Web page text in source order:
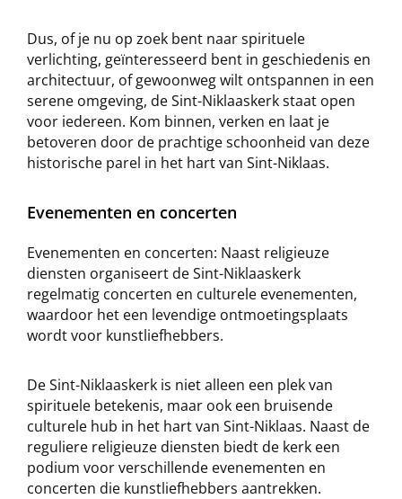
Dus, of je nu op zoek bent naar spirituele
verlichting, geïnteresseerd bent in geschiedenis en
architectuur, of gewoonweg wilt ontspannen in een
serene omgeving, de Sint-Niklaaskerk staat open
voor iedereen. Kom binnen, verken en laat je
betoveren door de prachtige schoonheid van deze
historische parel in het hart van Sint-Niklaas.
Evenementen en concerten
Evenementen en concerten: Naast religieuze
diensten organiseert de Sint-Niklaaskerk
regelmatig concerten en culturele evenementen,
waardoor het een levendige ontmoetingsplaats
wordt voor kunstliefhebbers.
De Sint-Niklaaskerk is niet alleen een plek van
spirituele betekenis, maar ook een bruisende
culturele hub in het hart van Sint-Niklaas. Naast de
reguliere religieuze diensten biedt de kerk een
podium voor verschillende evenementen en
concerten die kunstliefhebbers aantrekken.